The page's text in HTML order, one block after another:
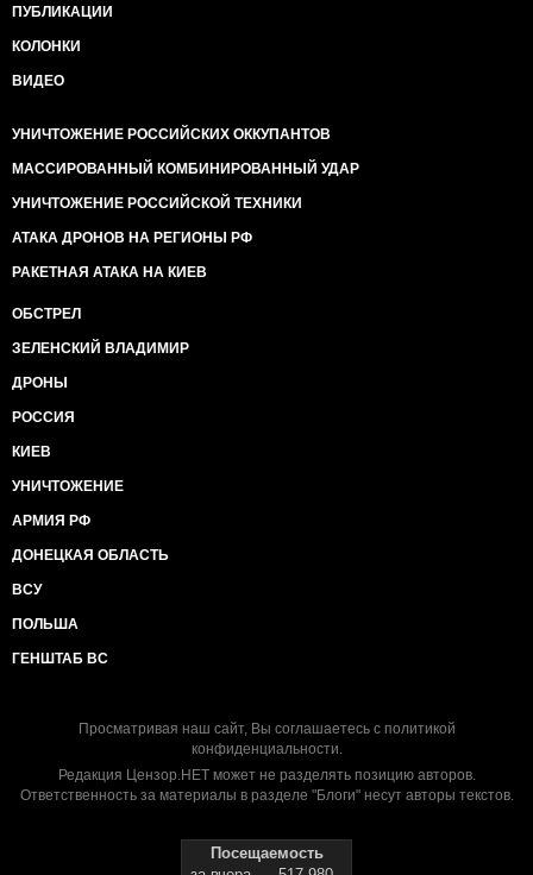
ПУБЛИКАЦИИ
КОЛОНКИ
ВИДЕО
УНИЧТОЖЕНИЕ РОССИЙСКИХ ОККУПАНТОВ
МАССИРОВАННЫЙ КОМБИНИРОВАННЫЙ УДАР
УНИЧТОЖЕНИЕ РОССИЙСКОЙ ТЕХНИКИ
АТАКА ДРОНОВ НА РЕГИОНЫ РФ
РАКЕТНАЯ АТАКА НА КИЕВ
ОБСТРЕЛ
ЗЕЛЕНСКИЙ ВЛАДИМИР
ДРОНЫ
РОССИЯ
КИЕВ
УНИЧТОЖЕНИЕ
АРМИЯ РФ
ДОНЕЦКАЯ ОБЛАСТЬ
ВСУ
ПОЛЬША
ГЕНШТАБ ВС
Просматривая наш сайт, Вы соглашаетесь с политикой
конфиденциальности.
Редакция Цензор.НЕТ может не разделять позицию авторов.
Ответственность за материалы в разделе "Блоги" несут авторы текстов.
Посещаемость